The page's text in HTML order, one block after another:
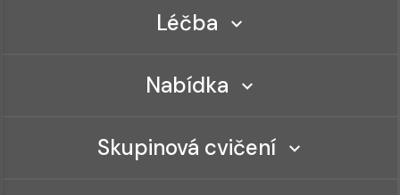
Léčba
Nabídka
Skupinová cvičení